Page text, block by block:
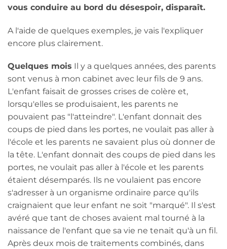
vous conduire au bord du désespoir, disparaît.
A l'aide de quelques exemples, je vais l'expliquer
encore plus clairement.
Quelques mois Il y a quelques années, des parents
sont venus à mon cabinet avec leur fils de 9 ans.
L'enfant faisait de grosses crises de colère et,
lorsqu'elles se produisaient, les parents ne
pouvaient pas "l'atteindre". L'enfant donnait des
coups de pied dans les portes, ne voulait pas aller à
l'école et les parents ne savaient plus où donner de
la tête. L'enfant donnait des coups de pied dans les
portes, ne voulait pas aller à l'école et les parents
étaient désemparés. Ils ne voulaient pas encore
s'adresser à un organisme ordinaire parce qu'ils
craignaient que leur enfant ne soit "marqué". Il s'est
avéré que tant de choses avaient mal tourné à la
naissance de l'enfant que sa vie ne tenait qu'à un fil.
Après deux mois de traitements combinés, dans